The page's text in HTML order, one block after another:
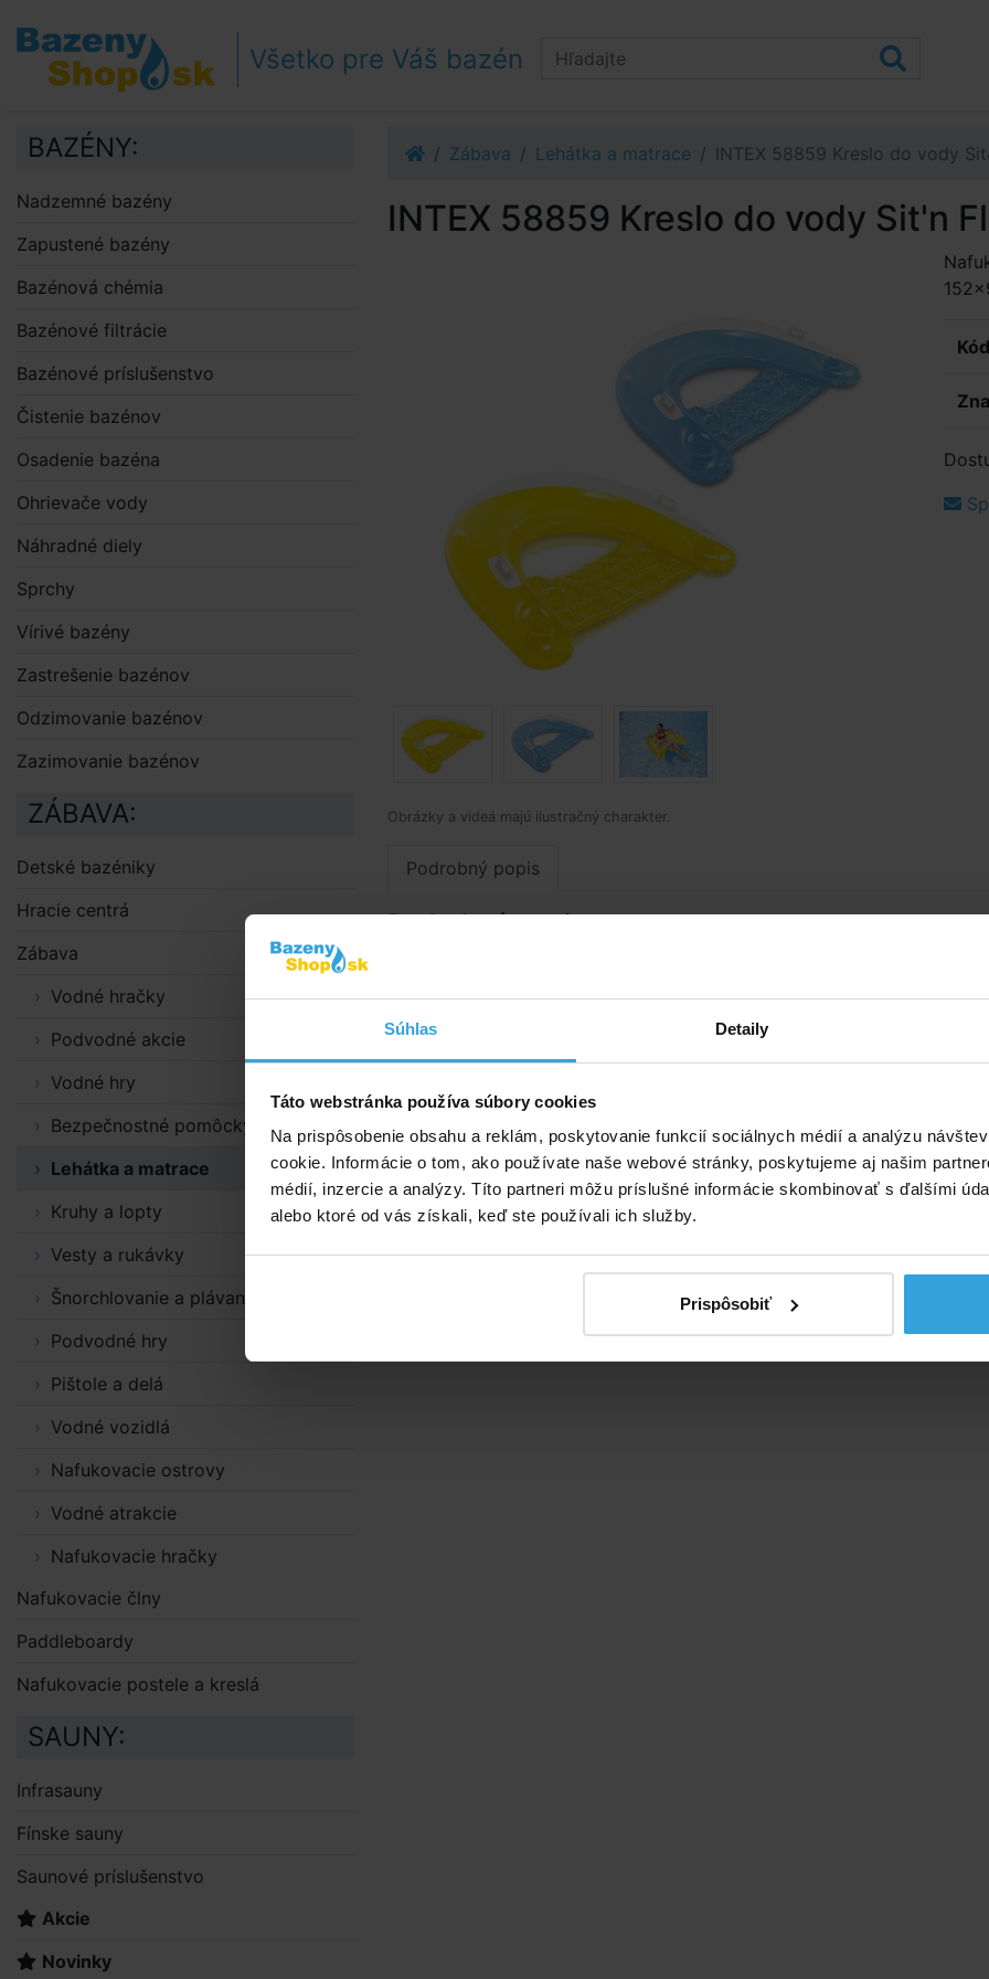
Súhlas Detaily
Táto webstránka používa súbory cookies
Na prispôsobenie obsahu a reklám, poskytovanie funkcií sociálnych médií a analýzu
cookie. Informácie o tom, ako používate naše webové stránky, poskytujeme aj našim
médií, inzercie a analýzy. Títo partneri môžu príslušné informácie skombinovať s ďalšími
alebo ktoré od vás získali, keď ste používali ich služby.
Prispôsobiť
Prejsť na obsah
Prejsť k bočnému stĺpci
Klávesové skratky
Všetko pre Váš bazén
Zábava Lehátka a matrace INTEX 58859 Kreslo do vody
INTEX 58859 Kreslo do vody Sit'n
Obrázky a videá majú ilustračný charakter.
Podrobný popis
Podrobný popis
Sit'n Float Vám ponúka pohodlné ležanie s veľkoryso dimenzovaným
operadlom a 2 držiaky na nápoje.
stabilitu.
V ponuke v rôznych farebných prevedeniach.
Dostupnosť jednotlivých farieb je závislá na aktuálnej dodávke tovaru
od dodávateľa. Uvedená cena je za 1 kus tovaru.
BAZÉNY:
Nadzemné bazény
Zapustené bazény
Bazénová chémia
Bazénové filtrácie
Bazénové príslušenstvo
Čistenie bazénov
Osadenie bazéna
Ohrievače vody
Náhradné diely
Sprchy
Vírivé bazény
Zastrešenie bazénov
Odzimovanie bazénov
Zazimovanie bazénov
ZÁBAVA:
Detské bazéniky
Hracie centrá
Zábava
Vodné hračky
Podvodné akcie
Vodné hry
Bezpečnostné pomôcky
Lehátka a matrace
Kruhy a lopty
Vesty a rukávky
Šnorchlovanie a plávanie
Podvodné hry
Pištole a delá
Vodné vozidlá
Nafukovacie ostrovy
Vodné atrakcie
Nafukovacie hračky
Nafukovacie člny
Paddleboardy
Nafukovacie postele a kreslá
SAUNY:
Infrasauny
Fínske sauny
Saunové príslušenstvo
Akcie
Novinky